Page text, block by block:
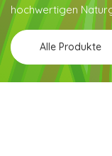
hochwertigen
Alle Produkte